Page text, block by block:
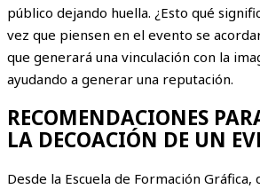
público dejando huella. ¿Esto qué
vez que piensen en el evento se
que generará una vinculación con la
ayudando a generar una reputación.
RECOMENDACIONES
LA DECOACIÓN DE UN
Desde la Escuela de Formación